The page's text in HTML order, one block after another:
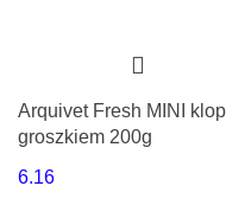
Arquivet Fresh MINI
groszkiem 200g
6.16